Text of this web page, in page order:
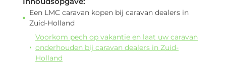
Een LMC caravan kopen bij caravan dealers in
Zuid-Holland
Voorkom pech op vakantie en laat uw caravan
onderhouden bij caravan dealers in Zuid-
Holland